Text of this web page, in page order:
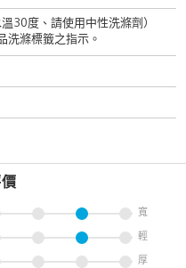
30度、請使用中性洗滌劑）
洗滌標籤之指示。
寬
輕
厚